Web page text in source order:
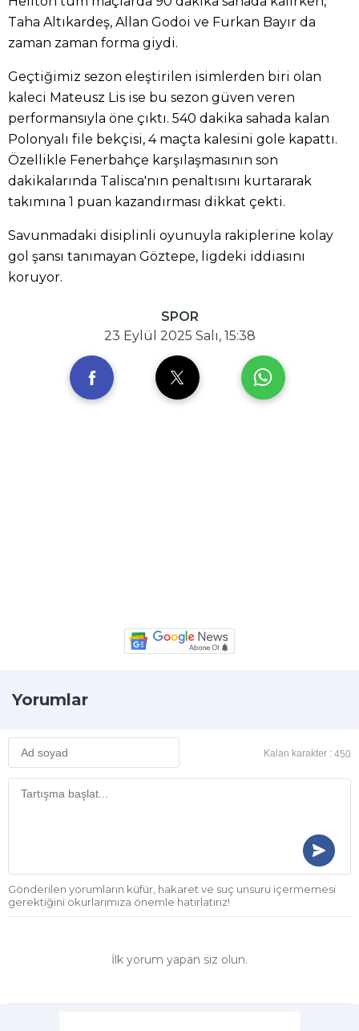
Taha Altıkardeş, Allan Godoi ve Furkan Bayır da
zaman zaman forma giydi.
Geçtiğimiz sezon eleştirilen isimlerden biri olan
kaleci Mateusz Lis ise bu sezon güven veren
performansıyla öne çıktı. 540 dakika sahada kalan
Polonyalı file bekçisi, 4 maçta kalesini gole kapattı.
Özellikle Fenerbahçe karşılaşmasının son
dakikalarında Talisca'nın penaltısını kurtararak
takımına 1 puan kazandırması dikkat çekti.
Savunmadaki disiplinli oyunuyla rakiplerine kolay
gol şansı tanımayan Göztepe, ligdeki iddiasını
koruyor.
SPOR
23 Eylül 2025 Salı, 15:38
Yorumlar
Kalan karakter : 450
Gönderilen yorumların küfür, hakaret ve suç unsuru içermemesi
gerektiğini okurlarımıza önemle hatırlatırız!
İlk yorum yapan siz olun.